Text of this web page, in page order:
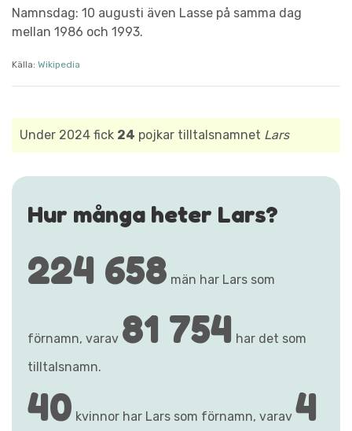
Namnsdag: 10 augusti även Lasse på samma dag
mellan 1986 och 1993.
Källa: Wikipedia
Under 2024 fick 24 pojkar tilltalsnamnet Lars
Hur många heter Lars?
224 658 män har Lars som
förnamn, varav 81 754 har det som
tilltalsnamn.
40 kvinnor har Lars som förnamn, varav 4